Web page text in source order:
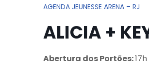
AGENDA JEUNESSE ARENA – RJ
ALICIA +
Abertura dos Portões:17h